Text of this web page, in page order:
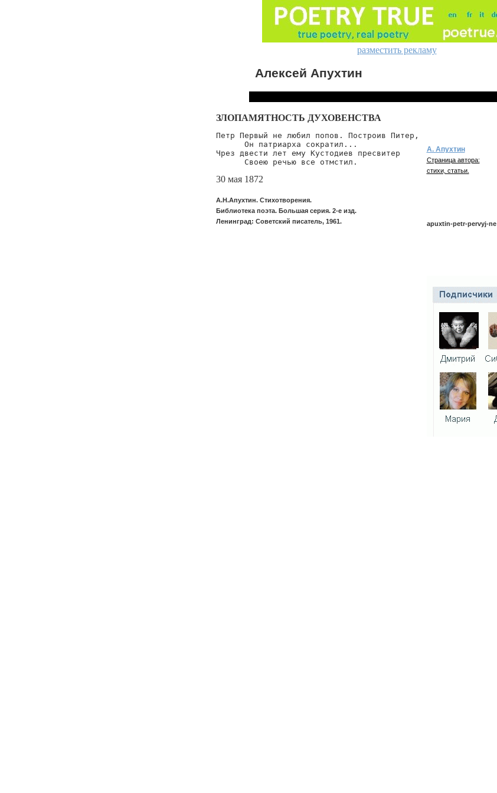
разместить рекламу
Алексей Апухтин
ЗЛОПАМЯТНОСТЬ ДУХОВЕНСТВА
Петр Первый не любил попов. Построив Питер,
      Он патриарха сократил...
Чрез двести лет ему Кустодиев пресвитер
30 мая 1872
А.Н.Апухтин. Стихотворения.
Библиотека поэта. Большая серия. 2-е изд.
Ленинград: Советский писатель, 1961.
А. Апухтин
Страница автора:
стихи, статьи.
apuxtin-petr-pervyj-ne